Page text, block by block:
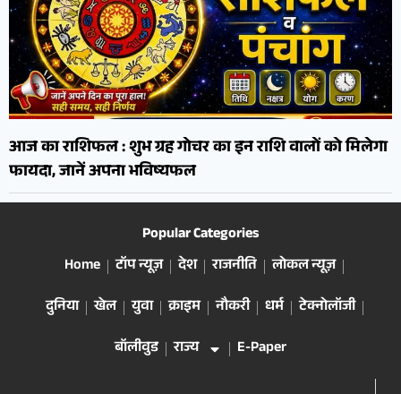
आज का राशिफल : शुभ ग्रह गोचर का इन राशि वालों को मिलेगा
फायदा, जानें अपना भविष्यफल
Popular Categories
Home
टॉप न्यूज़ देश राजनीति
लोकल न्यूज़
दुनिया
खेल युवा क्राइम नौकरी धर्म
टेक्नोलॉजी
बॉलीवुड
राज्य E-Paper